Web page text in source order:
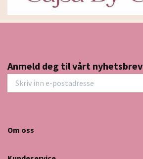
Anmeld deg til vårt nyhetsbrev
Om oss